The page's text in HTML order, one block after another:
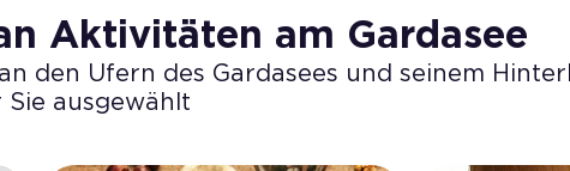
Aktivitäten am Gardasee
den Ufern des Gardasees und seinem
ausgewählt